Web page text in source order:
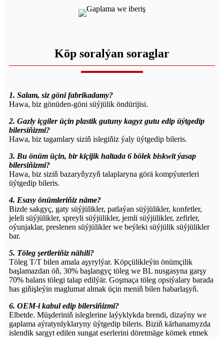
Köp soralýan soraglar
1. Salam, siz göni fabrikadamy?
Hawa, biz gönüden-göni süýjülik öndürijisi.
2. Gazly içgiler üçin plastik gutuny kagyz gutu edip üýtgedip
bilersiňizmi?
Hawa, biz tagamlary siziň islegiňiz ýaly üýtgedip bileris.
3. Bu önüm üçin, bir kiçijik haltada 6 bölek biskwit ýasap
bilersiňizmi?
Hawa, biz siziň bazaryňyzyň talaplaryna görä kompýuterleri
üýtgedip bileris.
4. Esasy önümleriňiz näme?
Bizde sakgyç, gaty süýjülikler, patlaýan süýjülikler, konfetler,
jeleli süýjülikler, spreyli süýjülikler, jemli süýjülikler, zefirler,
oýunjaklar, preslenen süýjülikler we beýleki süýjülik süýjülikler
bar.
5. Töleg şertleriňiz nähili?
Töleg T/T bilen amala aşyrylýar. Köpçülikleýin önümçilik
başlamazdan öň, 30% başlangyç töleg we BL nusgasyna garşy
70% balans tölegi talap edilýär. Goşmaça töleg opsiýalary barada
has giňişleýin maglumat almak üçin meniň bilen habarlaşyň.
6. OEM-i kabul edip bilersiňizmi?
Elbetde. Müşderiniň isleglerine laýyklykda brendi, dizaýny we
gaplama aýratynlyklaryny üýtgedip bileris. Biziň kärhanamyzda
islendik sargyt edilen sungat eserlerini döretmäge kömek etmek